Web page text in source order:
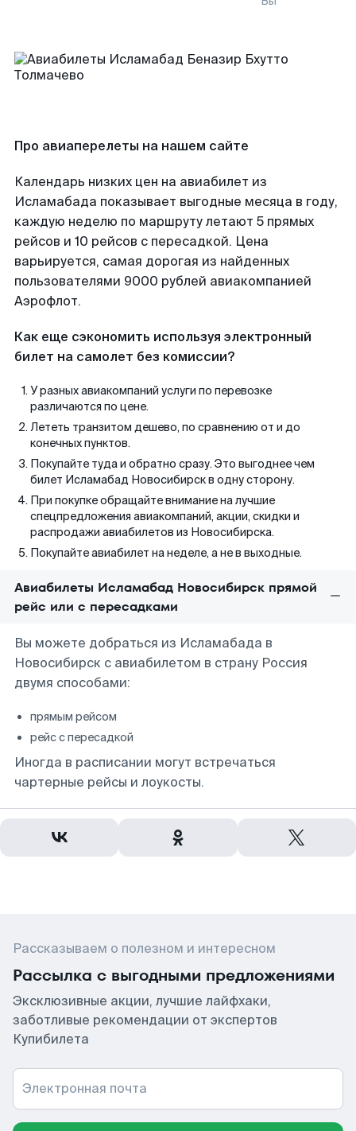
Про авиаперелеты на нашем сайте
Календарь низких цен на авиабилет из
Исламабада показывает выгодные месяца в году,
каждую неделю по маршруту летают 5 прямых
рейсов и 10 рейсов с пересадкой. Цена
варьируется, самая дорогая из найденных
пользователями 9000 рублей авиакомпанией
Аэрофлот.
Как еще сэкономить используя электронный
билет на самолет без комиссии?
У разных авиакомпаний услуги по перевозке
различаются по цене.
Лететь транзитом дешево, по сравнению от и до
конечных пунктов.
Покупайте туда и обратно сразу. Это выгоднее чем
билет Исламабад Новосибирск в одну сторону.
При покупке обращайте внимание на лучшие
спецпредложения авиакомпаний, акции, скидки и
распродажи авиабилетов из Новосибирска.
Покупайте авиабилет на неделе, а не в выходные.
Авиабилеты Исламабад Новосибирск прямой
рейс или с пересадками
Вы можете добраться из Исламабада в
Новосибирск с авиабилетом в страну Россия
двумя способами:
прямым рейсом
рейс с пересадкой
Иногда в расписании могут встречаться
чартерные рейсы и лоукосты.
Рассказываем о полезном и интересном
Рассылка с выгодными предложениями
Эксклюзивные акции, лучшие лайфхаки,
заботливые рекомендации от экспертов
Купибилета
Электронная почта